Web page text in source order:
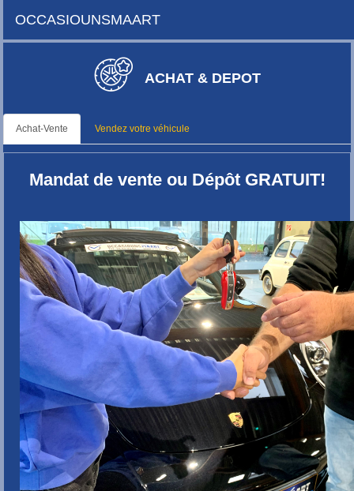
OCCASIOUNSMAART
ACHAT & DEPOT
Achat-Vente Vendez votre véhicule
Mandat de vente ou Dépôt GRATUIT!